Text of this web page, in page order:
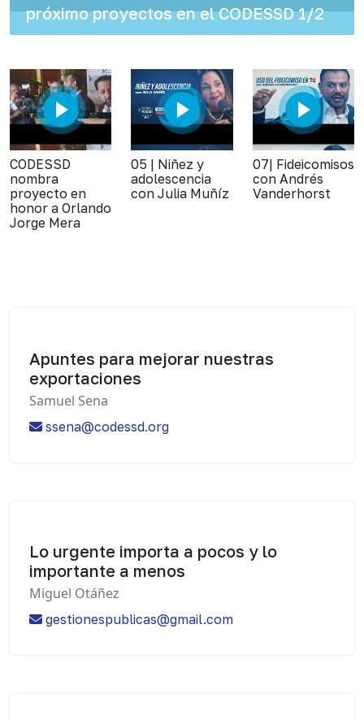
próximo proyectos en el CODESSD 1/2
CODESSD
nombra
proyecto en
honor a Orlando
Jorge Mera
05 | Niñez y
adolescencia
con Julia Muñíz
07| Fideicomisos
con Andrés
Vanderhorst
Apuntes para mejorar nuestras
exportaciones
Samuel Sena
ssena@codessd.org
Lo urgente importa a pocos y lo
importante a menos
Miguel Otáñez
gestionespublicas@gmail.com